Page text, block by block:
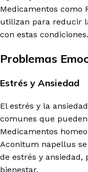
Medicamentos como
utilizan para reducir
con estas condiciones.
Problemas
Estrés y Ansiedad
El estrés y la
comunes que
Medicamentos
Aconitum napellus
de estrés y ansiedad,
bienestar.